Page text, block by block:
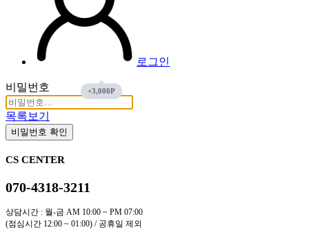
로그인
비밀번호
목록보기
비밀번호 확인
CS CENTER
070-4318-3211
상담시간 : 월-금 AM 10:00 ~ PM 07:00
(점심시간 12:00 ~ 01:00) / 공휴일 제외